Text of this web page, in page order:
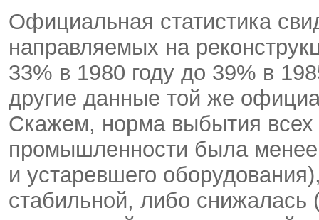
Официальная статистика
направляемых на
33% в 1980 году до 39% в
другие данные той же
Скажем, норма выбытия всех
промышленности была
и устаревшего
стабильной, либо снижалась